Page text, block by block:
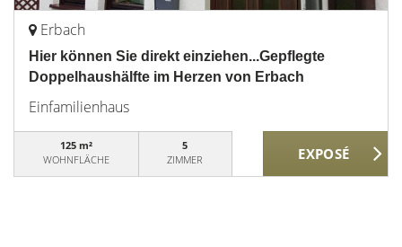
Erbach
Hier können Sie direkt einziehen...Gepflegte
Doppelhaushälfte im Herzen von Erbach
Einfamilienhaus
125 m²
WOHNFLÄCHE
5
ZIMMER